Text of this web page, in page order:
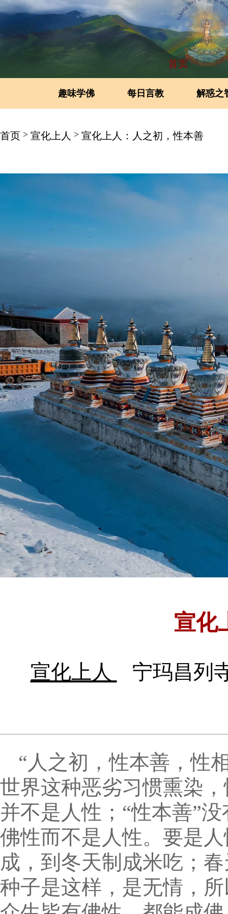
首页
趣味学佛 每日言教 解惑之
首页 > 宣化上人 > 宣化上人：人之初，性本善
宣化
宣化上人 宁玛昌列
“人之初，性本善，性
世界这种恶劣习惯熏染
并不是人性；“性本善”
佛性而不是人性。要是
成，到冬天制成米吃；
种子是这样，是无情，